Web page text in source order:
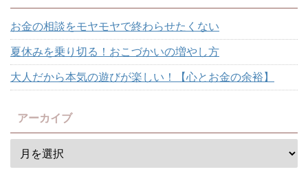
お金の相談をモヤモヤで終わらせたくない
夏休みを乗り切る！おこづかいの増やし方
大人だから本気の遊びが楽しい！【心とお金の余裕】
アーカイブ